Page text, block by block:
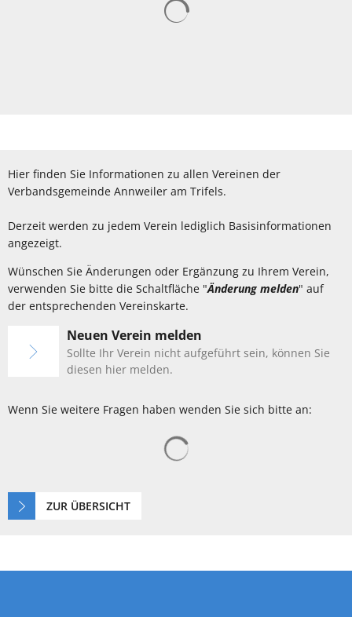
Hier finden Sie Informationen zu allen Vereinen der
Verbandsgemeinde Annweiler am Trifels.
Derzeit werden zu jedem Verein lediglich Basisinformationen
angezeigt.
Wünschen Sie Änderungen oder Ergänzung zu Ihrem Verein,
verwenden Sie bitte die Schaltfläche "Änderung melden" auf
der entsprechenden Vereinskarte.
Neuen Verein melden
Sollte Ihr Verein nicht aufgeführt sein, können Sie
diesen hier melden.
Wenn Sie weitere Fragen haben wenden Sie sich bitte an:
ZUR ÜBERSICHT